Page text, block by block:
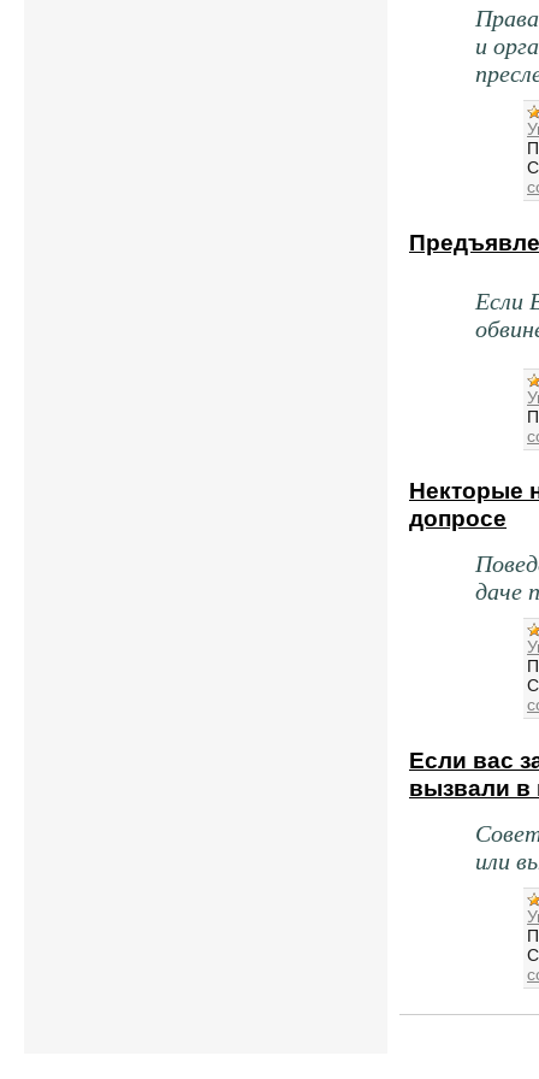
и
Если
Некторые
допросе
даче
Если вас
вызвали
или